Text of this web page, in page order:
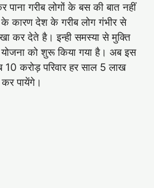
गरीब लोगों के बस की बात नहीं
कारण देश के गरीब लोग गंभीर से
कर देते है। इन्ही समस्या से मुक्ति
को शुरू किया गया है। अब इस
करोड़ परिवार हर साल 5 लाख
पायेंगे।